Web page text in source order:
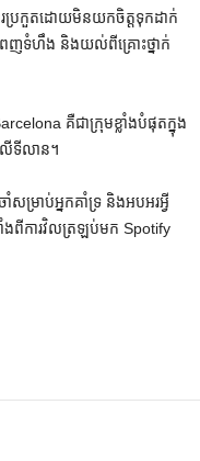
ប្រកួតដោយមិនយកចិត្តទុកដាក់
ញទំហឹង និងយល់ពីគ្រោះថ្នាក់
គឺជាក្រុមខ្លាំងបំផុតក្នុង
ើទីលាន។
សម្រាប់​អ្នក​គាំទ្រ និង​អបអរ​អ្វី​
ង​ពី​ការ​វិល​ត្រឡប់​មក Spotify